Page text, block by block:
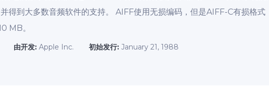
得到大多数音频软件的支持。 AIFF使用无损编码，但是AIFF-C有损格
MB。
由开发: Apple Inc. 初始发行: January 21, 1988